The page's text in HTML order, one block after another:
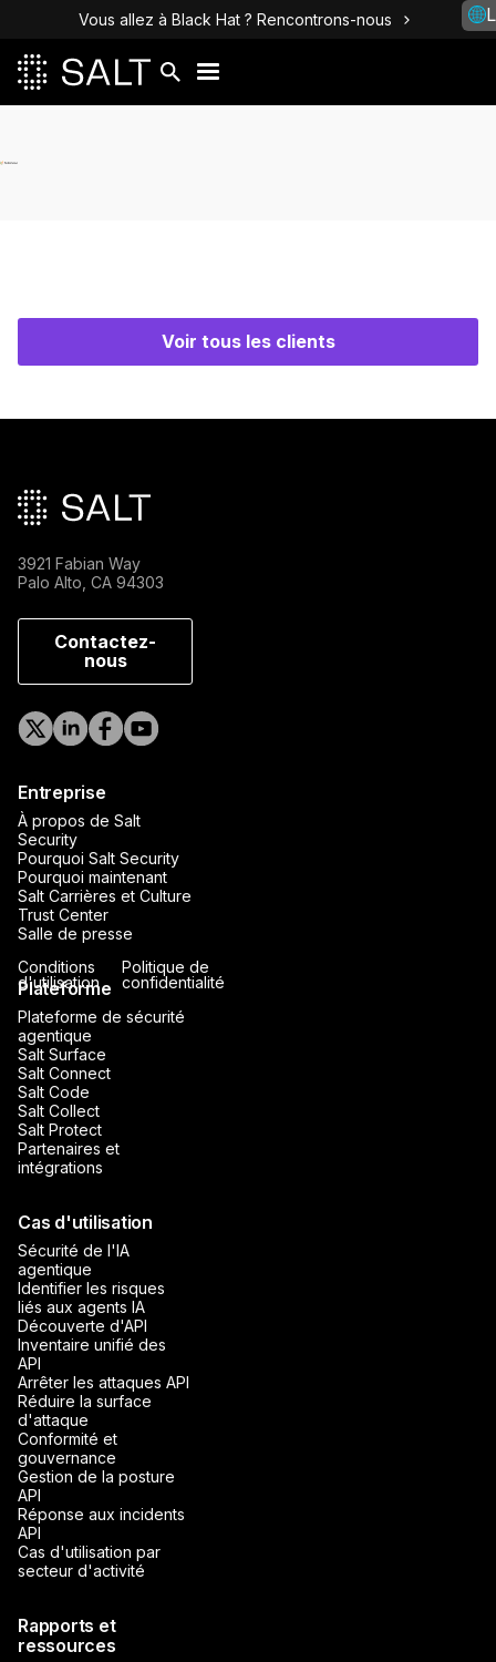
Vous allez à Black Hat ? Rencontrons-nous
Voir tous les clients
3921 Fabian Way
Palo Alto, CA 94303
Contactez-
nous
Entreprise
À propos de Salt
Security
Pourquoi Salt Security
Pourquoi maintenant
Salt Carrières et Culture
Trust Center
Salle de presse
Plateforme
Plateforme de sécurité
agentique
Salt Surface
Salt Connect
Salt Code
Salt Collect
Salt Protect
Partenaires et
intégrations
Cas d'utilisation
Sécurité de l'IA
agentique
Identifier les risques
liés aux agents IA
Découverte d'API
Inventaire unifié des
API
Arrêter les attaques API
Réduire la surface
d'attaque
Conformité et
gouvernance
Gestion de la posture
API
Réponse aux incidents
API
Cas d'utilisation par
secteur d'activité
Rapports et
ressources
Conditions
d'utilisation
Politique de
confidentialité